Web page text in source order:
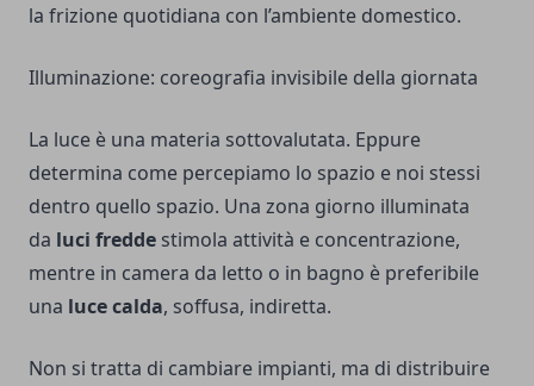
la frizione quotidiana con l’ambiente domestico.
Illuminazione: coreografia invisibile della giornata
La luce è una materia sottovalutata. Eppure
determina come percepiamo lo spazio e noi stessi
dentro quello spazio. Una zona giorno illuminata
da luci fredde stimola attività e concentrazione,
mentre in camera da letto o in bagno è preferibile
una luce calda, soffusa, indiretta.
Non si tratta di cambiare impianti, ma di distribuire